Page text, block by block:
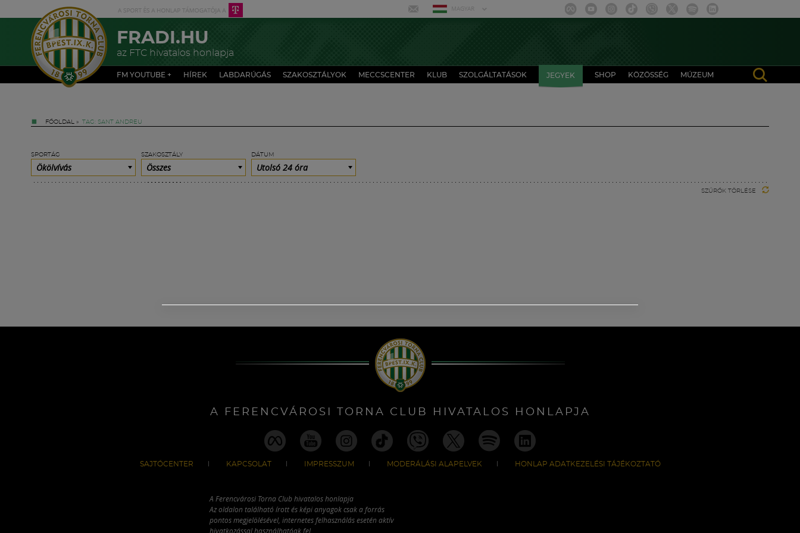
MAGYAR
FRADI.HU
az FTC hivatalos honlapja
FM YOUTUBE + HÍREK LABDARÚGÁS SZAKOSZTÁLYOK MECCSCENTER KLUB SZOLGÁLTATÁSOK JEGYEK SHOP KÖZÖSSÉG MÚZEUM
FŐOLDAL » TAG: SANT ANDREU
SPORTÁG
Ökölvívás
SZAKOSZTÁLY
Összes
DÁTUM
Utolsó 24 óra
SZŰRŐK TÖRLÉSE
A FERENCVÁROSI TORNA CLUB HIVATALOS HONLAPJA
SAJTÓCENTER KAPCSOLAT IMPRESSZUM MODERÁLÁSI ALAPELVEK HONLAP ADATKEZELÉSI TÁJÉKOZTATÓ
A Ferencvárosi Torna Club hivatalos honlapja
Az oldalon található írott és képi anyagok csak a forrás
pontos megjelölésével, internetes felhasználás esetén aktív
hivatkozással használhatóak fel.